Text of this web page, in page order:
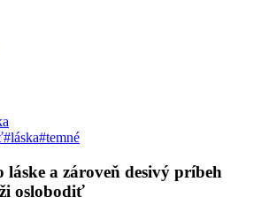
#láska#temné
a zároveň desivý príbeh
oslobodiť